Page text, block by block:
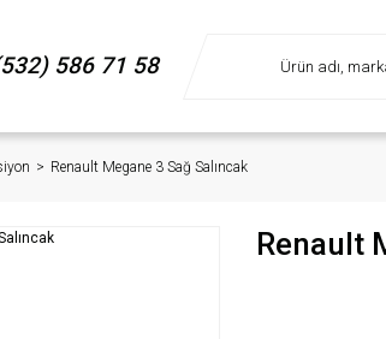
586 71 58
Renault Megane 3 Sağ Salıncak
Renault